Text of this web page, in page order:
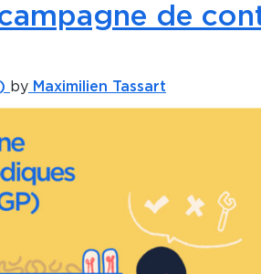
de
byMaximilien Tassart